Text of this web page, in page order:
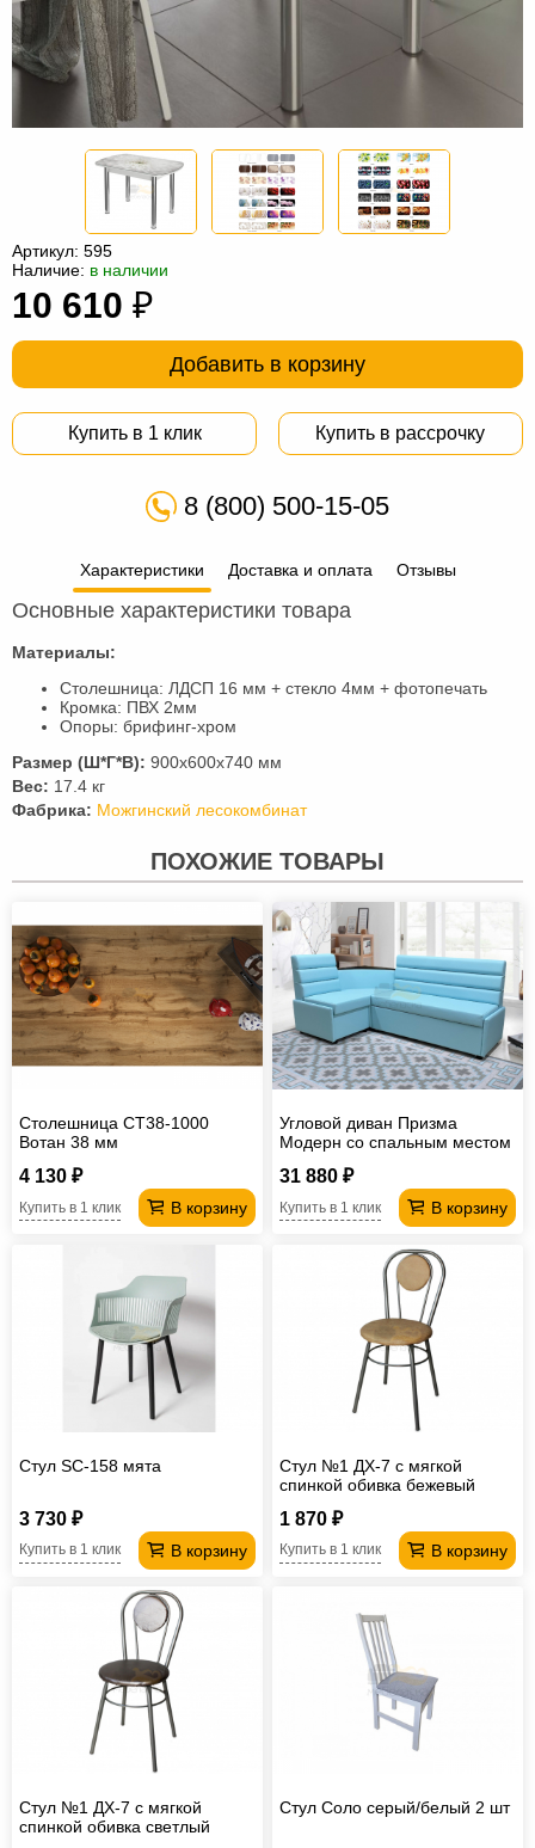
мебель
Столы
компьютер
для
Мебель
трансформер
мешки
Мебель
из
ротанга
Садовая
мебель
Косметологическое
оборудование
Артикул: 595
Наличие: в наличии
10 610 ₽
Добавить в корзину
Купить в 1 клик Купить в рассрочку
8 (800) 500-15-05
Характеристики Доставка и оплата Отзывы
Основные характеристики товара
Материалы:
Столешница: ЛДСП 16 мм + стекло 4мм + фотопечать
Кромка: ПВХ 2мм
Опоры: брифинг-хром
Размер (Ш*Г*В): 900х600х740 мм
Вес: 17.4 кг
Фабрика: Можгинский лесокомбинат
ПОХОЖИЕ ТОВАРЫ
Столешница СТ38-1000
Вотан 38 мм
4 130 ₽
В корзину
Купить в 1 клик
Угловой диван Призма
Модерн со спальным местом
31 880 ₽
В корзину
Купить в 1 клик
Стул SC-158 мята
3 730 ₽
В корзину
Купить в 1 клик
Стул №1 ДХ-7 с мягкой
спинкой обивка бежевый
1 870 ₽
В корзину
Купить в 1 клик
Стул №1 ДХ-7 с мягкой
спинкой обивка светлый
Стул Соло серый/белый 2 шт